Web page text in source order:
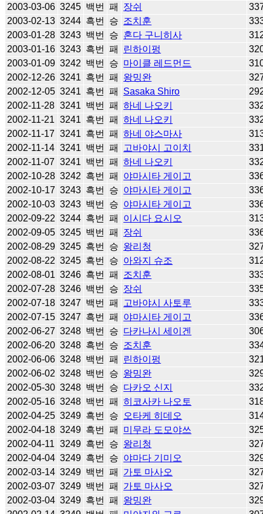
2003-03-06 3245 백번 패 장쉬
2003-02-13 3244 흑번 승 조치훈
2003-01-28 3243 백번 승 혼다 구니히사
2003-01-16 3243 흑번 패 린하이펑
2003-01-09 3242 백번 승 마이클 레드먼드
2002-12-26 3241 흑번 패 왕밍완
2002-12-05 3241 흑번 패 Sasaka Shiro
2002-11-28 3241 백번 패 하네 나오키
2002-11-21 3241 흑번 패 하네 나오키
2002-11-17 3241 흑번 패 하네 야스마사
2002-11-14 3241 백번 패 고바야시 고이치
2002-11-07 3241 백번 패 하네 나오키
2002-10-28 3242 흑번 패 야마시타 게이고
2002-10-17 3243 흑번 승 야마시타 게이고
2002-10-03 3243 백번 승 야마시타 게이고
2002-09-22 3244 흑번 패 이시다 요시오
2002-09-05 3245 백번 패 장쉬
2002-08-29 3245 흑번 승 왕리청
2002-08-22 3245 흑번 승 아와지 슈조
2002-08-01 3246 흑번 패 조치훈
2002-07-28 3246 백번 승 장쉬
2002-07-18 3247 백번 패 고바야시 사토루
2002-07-15 3247 흑번 패 야마시타 게이고
2002-06-27 3248 백번 승 다카나시 세이겐
2002-06-20 3248 흑번 승 조치훈
2002-06-06 3248 백번 패 린하이펑
2002-06-02 3248 백번 승 왕밍완
2002-05-30 3248 백번 승 다카오 신지
2002-05-16 3248 백번 패 히코사카 나오토
2002-04-25 3249 흑번 승 오타케 히데오
2002-04-18 3249 흑번 패 미무라 도모야쓰
2002-04-11 3249 흑번 승 왕리청
2002-04-04 3249 흑번 승 야마다 기미오
2002-03-14 3249 백번 패 가토 마사오
2002-03-07 3249 백번 패 가토 마사오
2002-03-04 3249 흑번 패 왕밍완